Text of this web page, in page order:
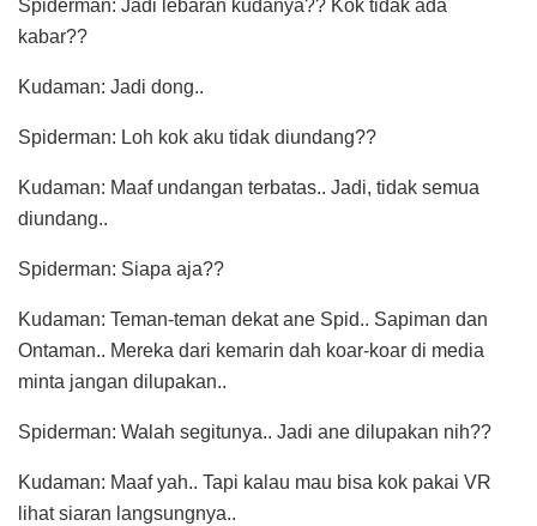
Spiderman: Jadi lebaran kudanya?? Kok tidak ada
kabar??
Kudaman: Jadi dong..
Spiderman: Loh kok aku tidak diundang??
Kudaman: Maaf undangan terbatas.. Jadi, tidak semua
diundang..
Spiderman: Siapa aja??
Kudaman: Teman-teman dekat ane Spid.. Sapiman dan
Ontaman.. Mereka dari kemarin dah koar-koar di media
minta jangan dilupakan..
Spiderman: Walah segitunya.. Jadi ane dilupakan nih??
Kudaman: Maaf yah.. Tapi kalau mau bisa kok pakai VR
lihat siaran langsungnya..